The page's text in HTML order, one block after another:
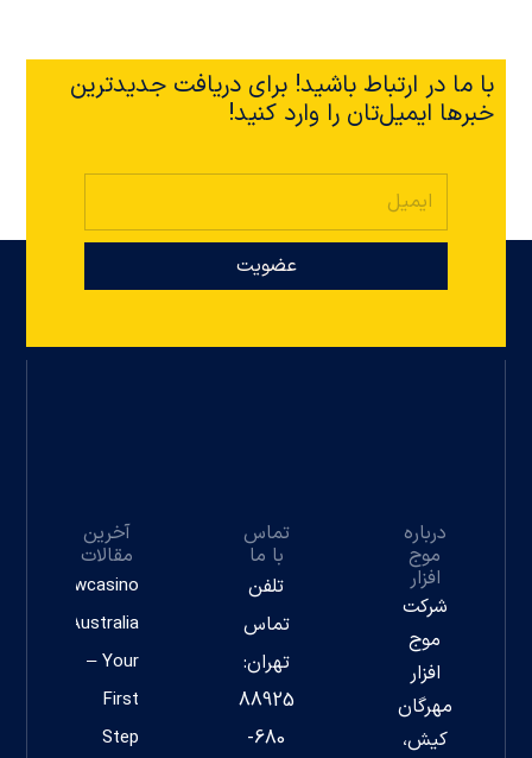
با ما در ارتباط باشید! برای دریافت جدیدترین
خبرها ایمیل‌تان را وارد کنید!
عضویت
درباره
موج
افزار
شرکت
موج
افزار
مهرگان
کیش،
تماس
با ما
تلفن
تماس
تهران:
88925
680-
آخرین
مقالات
Gwcasino
Australia
– Your
First
Step